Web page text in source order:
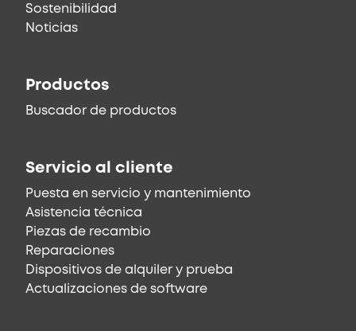
Sostenibilidad
Noticias
Productos
Buscador de productos
Servicio al cliente
Puesta en servicio y mantenimiento
Asistencia técnica
Piezas de recambio
Reparaciones
Dispositivos de alquiler y prueba
Actualizaciones de software